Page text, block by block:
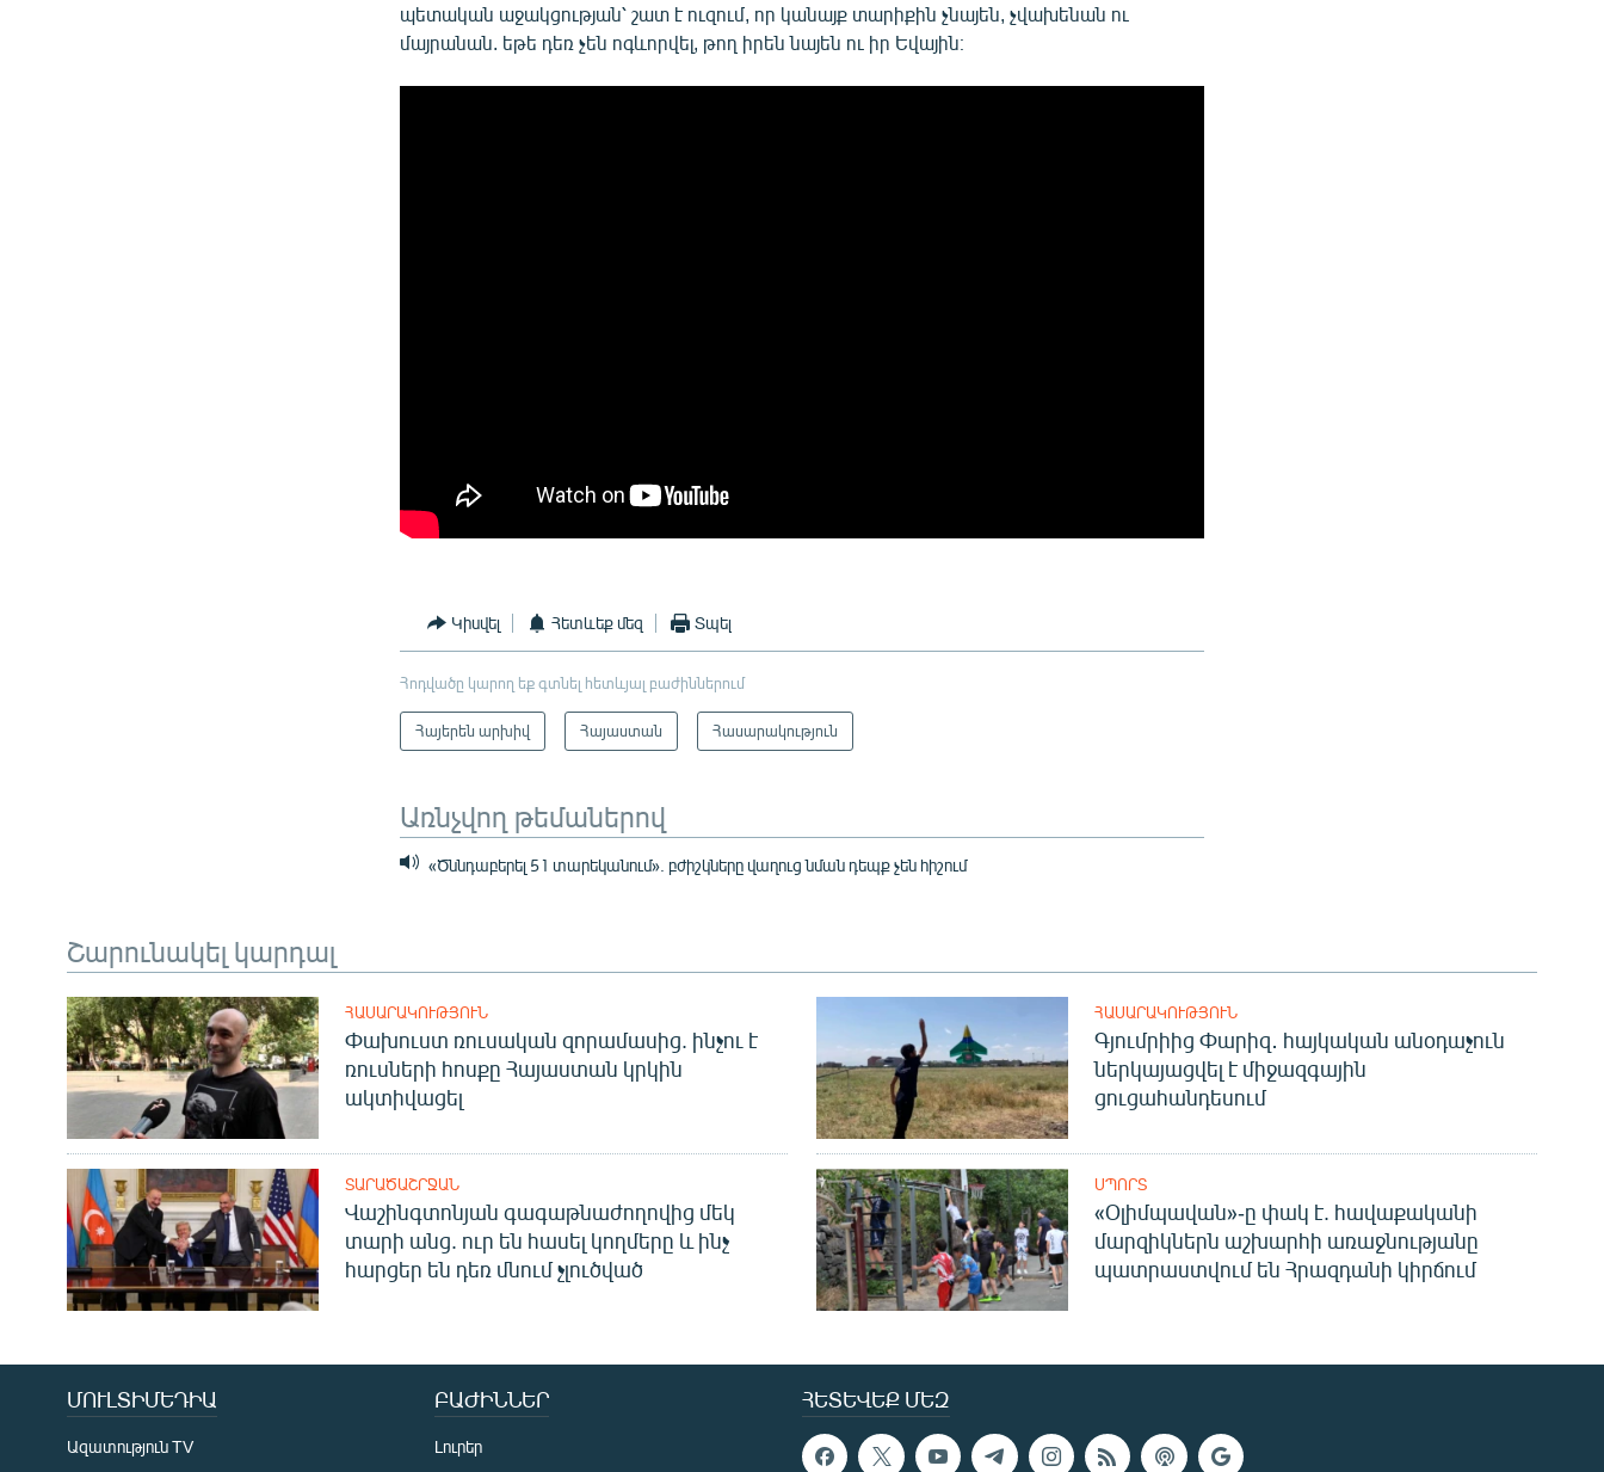
պետական աջակցության՝ շատ է ուզում, որ կանայք տարիքին չնայեն, չվախենան ու
մայրանան. եթե դեռ չեն ոգևորվել, թող իրեն նայեն ու իր Եվային։
Կիսվել Հետևեք մեզ Տպել
Հոդվածը կարող եք գտնել հետևյալ բաժիններում
Հայերեն արխիվ Հայաստան Հասարակություն
Առնչվող թեմաներով
«Ծննդաբերել 51 տարեկանում». բժիշկները վաղուց նման դեպք չեն հիշում
Շարունակել կարդալ
ՀԱՍԱՐԱԿՈՒԹՅՈՒՆ
Փախուստ ռուսական զորամասից. ինչու է
ռուսների հոսքը Հայաստան կրկին
ակտիվացել
ՀԱՍԱՐԱԿՈՒԹՅՈՒՆ
Գյումրիից Փարիզ․ հայկական անօդաչուն
ներկայացվել է միջազգային
ցուցահանդեսում
ՏԱՐԱԾԱՇՐՋԱՆ
Վաշինգտոնյան գագաթնաժողովից մեկ
տարի անց. ուր են հասել կողմերը և ինչ
հարցեր են դեռ մնում չլուծված
ՍՊՈՐՏ
«Օլիմպավան»-ը փակ է. հավաքականի
մարզիկներն աշխարհի առաջնությանը
պատրաստվում են Հրազդանի կիրճում
ՀԵՏԵՎԵՔ ՄԵԶ
ՄՈՒԼՏԻՄԵԴԻԱ
Ազատություն TV
ԲԱԺԻՆՆԵՐ
Լուրեր